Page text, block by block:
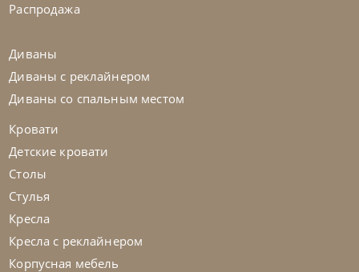
На заказ
Распродажа
Диваны
Диваны с реклайнером
Диваны со спальным местом
Кровати
Детские кровати
Столы
Стулья
Кресла
Кресла с реклайнером
Корпусная мебель